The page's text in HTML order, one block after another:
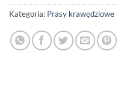
Kategoria: Prasy krawędziowe